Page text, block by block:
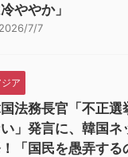
ややか」
2026/7/7
ジア
法務長官「不正選
」発言に、韓国ネ
「国民を愚弄する